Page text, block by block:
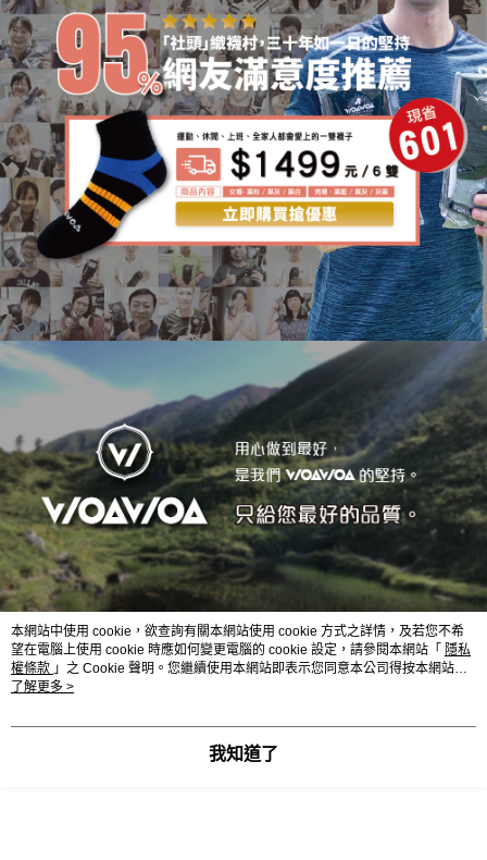
WOAWOA 能量激發登山襪 | 推薦
●能量襪 | 登山襪 | 減壓襪
本網站中使用 cookie，欲查詢有關本網站使用 cookie 方式之詳情，及若您不希
望在電腦上使用 cookie 時應如何變更電腦的 cookie 設定，請參閱本網站「 隱私
權條款 」之 Cookie 聲明。您繼續使用本網站即表示您同意本公司得按本網站使
用條款之 Cookie 聲明使用 cookie。
了解更多 >
我知道了